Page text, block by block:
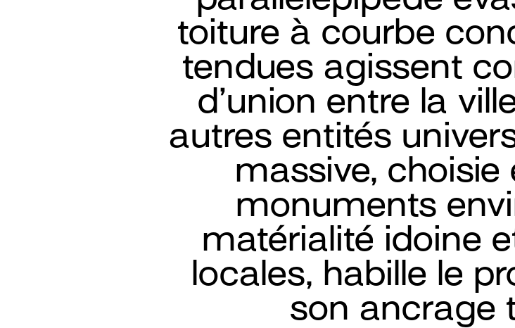
toiture à courbe
tendues agissent
d’union entre la
autres entités
massive, choisie
monuments
matérialité idoine
locales, habille le
son ancrage